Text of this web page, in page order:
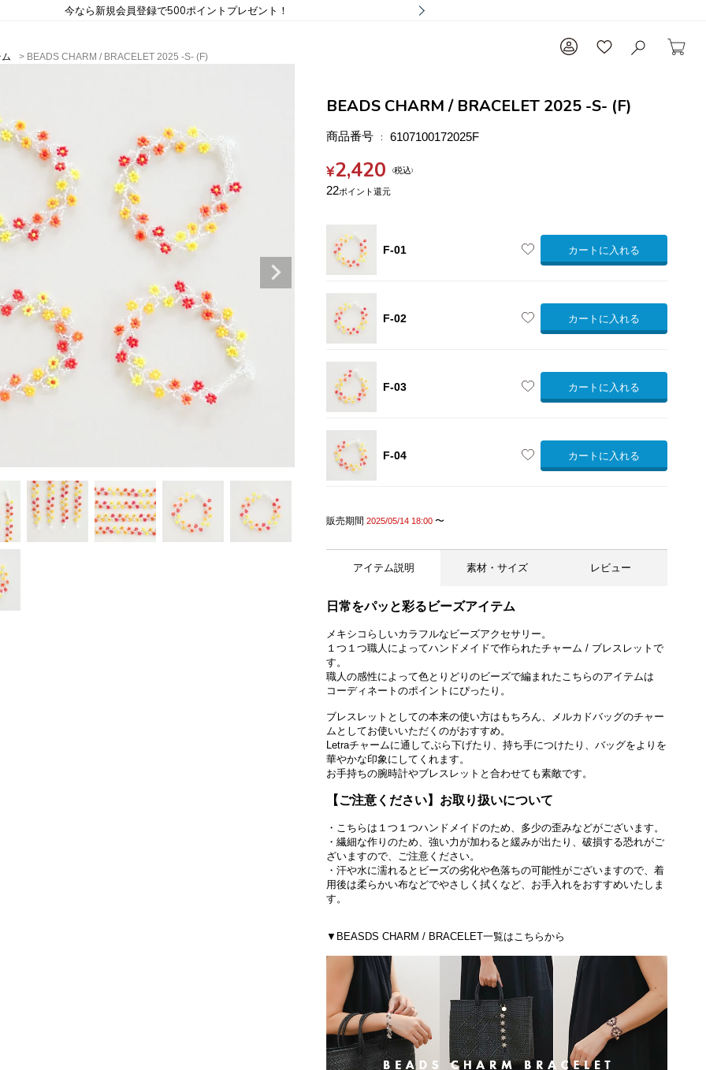
今なら新規会員登録で500ポイントプレゼント！
BEADS CHARM / BRACELET 2025 -S- (F)
BEADS CHARM / BRACELET 2025 -S- (F)
商品番号 6107100172025F
¥2,420 税込
22
F-01 カートに入れる
F-02 カートに入れる
F-03 カートに入れる
F-04 カートに入れる
販売期間 2025/05/14 18:00 〜
アイテム説明 素材・サイズ レビュー
日常をパッと彩るビーズアイテム
メキシコらしいカラフルなビーズアクセサリー。
１つ１つ職人によってハンドメイドで作られたチャーム / ブレスレットで
す。
職人の感性によって色とりどりのビーズで編まれたこちらのアイテムは
コーディネートのポイントにぴったり。
ブレスレットとしての本来の使い方はもちろん、メルカドバッグのチャー
ムとしてお使いいただくのがおすすめ。
Letraチャームに通してぶら下げたり、持ち手につけたり、バッグをよりを
華やかな印象にしてくれます。
お手持ちの腕時計やブレスレットと合わせても素敵です。
【ご注意ください】お取り扱いについて
・こちらは１つ１つハンドメイドのため、多少の歪みなどがございます。
・繊細な作りのため、強い力が加わると緩みが出たり、破損する恐れがご
ざいますので、ご注意ください。
・汗や水に濡れるとビーズの劣化や色落ちの可能性がございますので、着
用後は柔らかい布などでやさしく拭くなど、お手入れをおすすめいたしま
す。
▼BEASDS CHARM / BRACELET一覧はこちらから